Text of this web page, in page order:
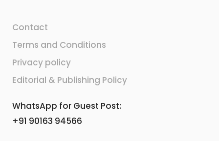
Contact
Terms and Conditions
Privacy policy
Editorial & Publishing Policy
WhatsApp for Guest Post:
+91 90163 94566